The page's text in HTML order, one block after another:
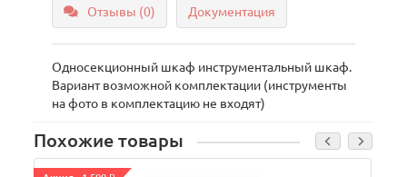
Отзывы (0) Документация
Односекционный шкаф инструментальный шкаф.
Вариант возможной комплектации (инструменты
на фото в комплектацию не входят)
Похожие товары